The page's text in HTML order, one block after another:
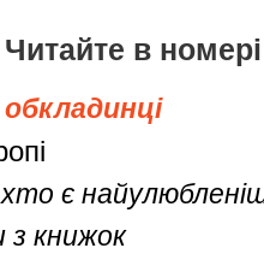
Читайте в номері
є
з книжок